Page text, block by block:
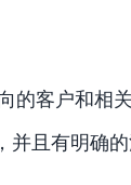
的客户和相
且有明确的